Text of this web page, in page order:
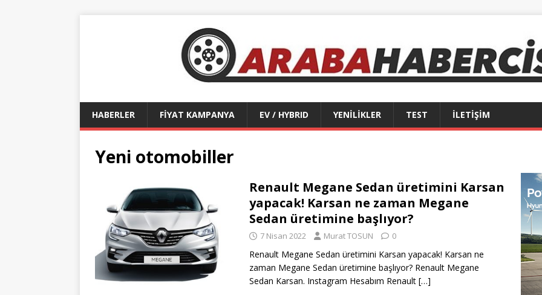
HABERLER FİYAT KAMPANYA EV / HYBRID YENİLİKLER TEST İLETİŞİM
Yeni otomobiller
Renault Megane Sedan üretimini Karsan
yapacak! Karsan ne zaman Megane
Sedan üretimine başlıyor?
7 Nisan 2022 Murat TOSUN 0
Renault Megane Sedan üretimini Karsan yapacak! Karsan ne
zaman Megane Sedan üretimine başlıyor? Renault Megane
Sedan Karsan. Instagram Hesabım Renault […]